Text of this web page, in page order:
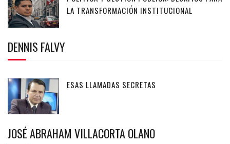
LA TRANSFORMACIÓN INSTITUCIONAL
DENNIS FALVY
ESAS LLAMADAS SECRETAS
JOSÉ ABRAHAM VILLACORTA OLANO